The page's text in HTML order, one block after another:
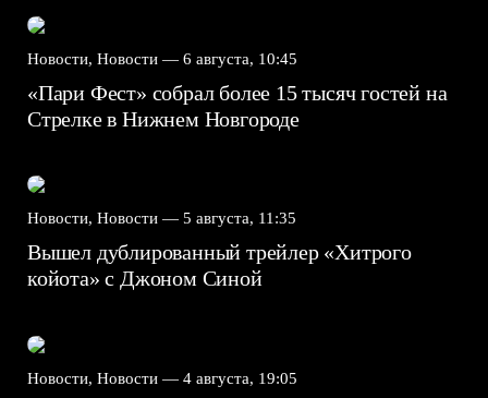
Новости, Новости — 6 августа, 10:45
«Пари Фест» собрал более 15 тысяч гостей на
Стрелке в Нижнем Новгороде
Новости, Новости — 5 августа, 11:35
Вышел дублированный трейлер «Хитрого
койота» с Джоном Синой
Новости, Новости — 4 августа, 19:05